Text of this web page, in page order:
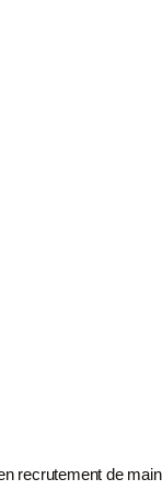
recrutement de